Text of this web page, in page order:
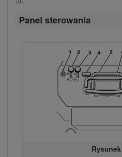
Panel sterowania
Rysunek